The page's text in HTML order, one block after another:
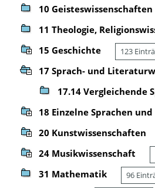
10
11 Theologie,
15 Geschichte 123
17 Sprach- und
17.14 Vergleichende
18 Einzelne Sprachen
20 Kunstwissenschaften
24 Musikwissenschaft
31 Mathematik 96